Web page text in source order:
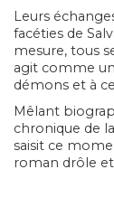
Leurs
facéties de
mesure, tous
agit comme
démons et à
Mêlant
chronique de
saisit ce
roman drôle et